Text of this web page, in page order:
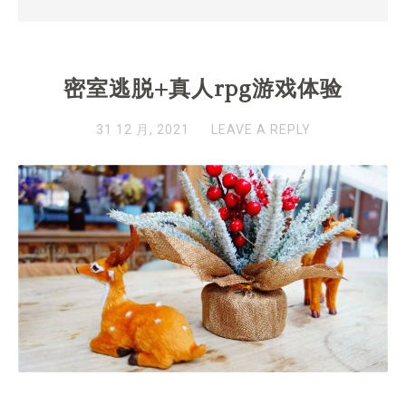
密室逃脱+真人rpg游戏体验
31 12 月, 2021 LEAVE A REPLY